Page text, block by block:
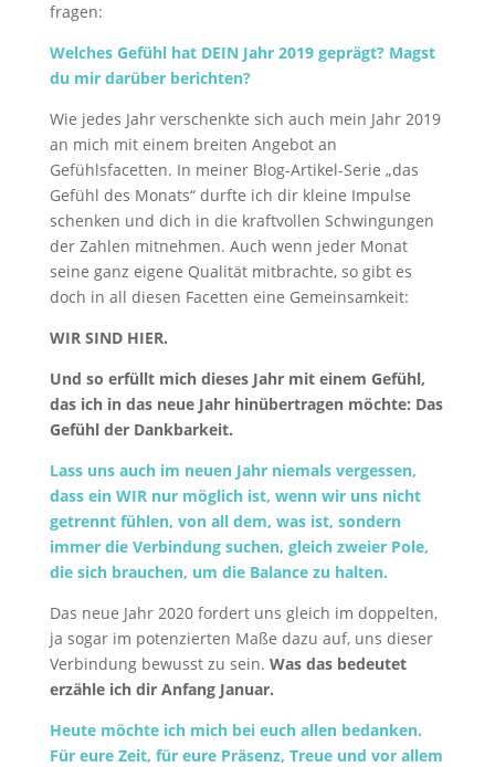
fragen:
Welches Gefühl hat DEIN Jahr 2019 geprägt? Magst
du mir darüber berichten?
Wie jedes Jahr verschenkte sich auch mein Jahr 2019
an mich mit einem breiten Angebot an
Gefühlsfacetten. In meiner Blog-Artikel-Serie „das
Gefühl des Monats“ durfte ich dir kleine Impulse
schenken und dich in die kraftvollen Schwingungen
der Zahlen mitnehmen. Auch wenn jeder Monat
seine ganz eigene Qualität mitbrachte, so gibt es
doch in all diesen Facetten eine Gemeinsamkeit:
WIR SIND HIER.
Und so erfüllt mich dieses Jahr mit einem Gefühl,
das ich in das neue Jahr hinübertragen möchte: Das
Gefühl der Dankbarkeit.
Lass uns auch im neuen Jahr niemals vergessen,
dass ein WIR nur möglich ist, wenn wir uns nicht
getrennt fühlen, von all dem, was ist, sondern
immer die Verbindung suchen, gleich zweier Pole,
die sich brauchen, um die Balance zu halten.
Das neue Jahr 2020 fordert uns gleich im doppelten,
ja sogar im potenzierten Maße dazu auf, uns dieser
Verbindung bewusst zu sein. Was das bedeutet
erzähle ich dir Anfang Januar.
Heute möchte ich mich bei euch allen bedanken.
Für eure Zeit, für eure Präsenz, Treue und vor allem